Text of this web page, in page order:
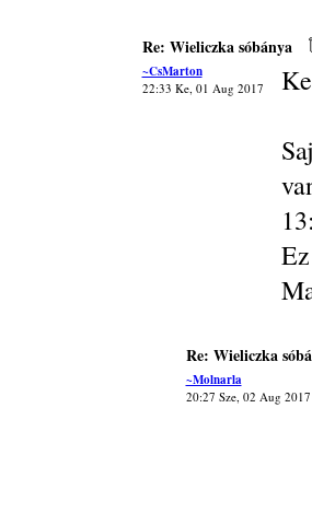
Re: Wieliczka sóbánya
~CsMarton
22:33 Ke, 01 Aug 2017
Re: Wieliczka
~Molnarla
20:27 Sze, 02 Aug 2017